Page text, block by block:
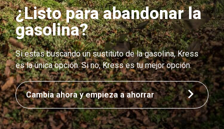
¿Listo para abandonar la
gasolina?
Si estas buscando un sustituto de la gasolina, Kress
es la única opción. Si no, Kress es tu mejor opción.
Cambia ahora y empieza a ahorrar